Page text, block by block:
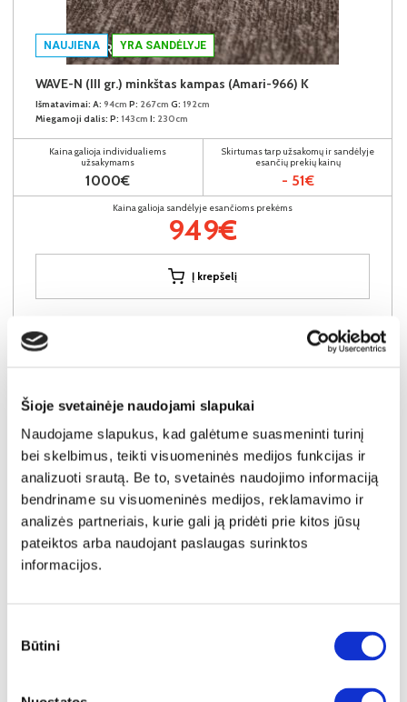
Šioje svetainėje naudojami slapukai
Naudojame slapukus, kad galėtume suasmeninti turinį
bei skelbimus, teikti visuomeninės medijos funkcijas ir
analizuoti srautą. Be to, svetainės naudojimo informaciją
bendriname su visuomeninės medijos, reklamavimo ir
analizės partneriais, kurie gali ją pridėti prie kitos jūsų
pateiktos arba naudojant paslaugas surinktos
informacijos.
pasirinkimas
Būtini
NAUJIENA YRA SANDĖLYJE
WAVE-N (III gr.) minkštas kampas (Amari-966) K
Išmatavimai: A: 94cm P: 267cm G: 192cm
Miegamoji dalis: P: 143cm I: 230cm
Kaina galioja individualiems
užsakymams
1000€
Skirtumas tarp užsakomų ir sandėlyje
esančių prekių kainų
- 51€
Kaina galioja sandėlyje esančioms prekėms
949€
Į krepšelį
WAVE-N (III gr.) minkštas kampas (Amari-966) D